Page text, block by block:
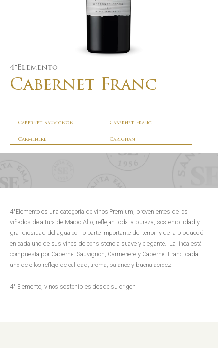
4°Elemento
Cabernet Franc
Cabernet Sauvignon Cabernet Franc
Carmenere Carignan
4°Elemento es una categoría de vinos Premium, provenientes de los
viñedos de altura de Maipo Alto, reflejan toda la pureza, sostenibilidad y
grandiosidad del agua como parte importante del terroir y de la producción
en cada uno de sus vinos de consistencia suave y elegante. La línea está
compuesta por Cabernet Sauvignon, Carmenere y Cabernet Franc, cada
uno de ellos reflejo de calidad, aroma, balance y buena acidez.
4° Elemento, vinos sostenibles desde su origen